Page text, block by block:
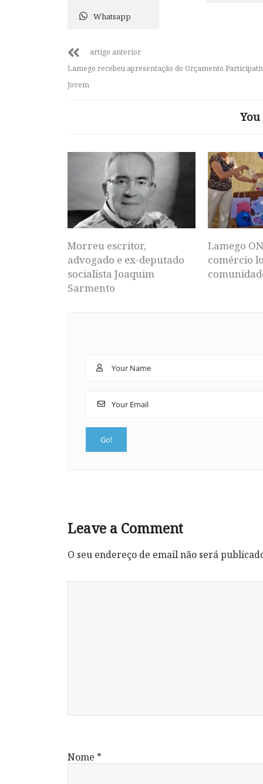
Whatsapp
artigo anterior
Lamego recebeu apresentação do Orçamento
Jovem
Morreu escritor,
advogado e ex-deputado
socialista Joaquim
Sarmento
Lamego
comércio
Leave a Comment
O seu endereço de email não será
Nome *